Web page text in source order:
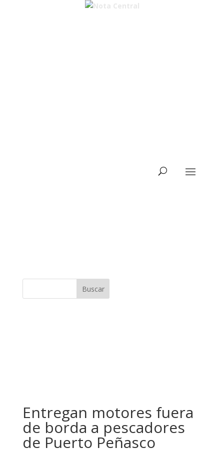
Buscar
Entregan motores fuera
de borda a pescadores
de Puerto Peñasco